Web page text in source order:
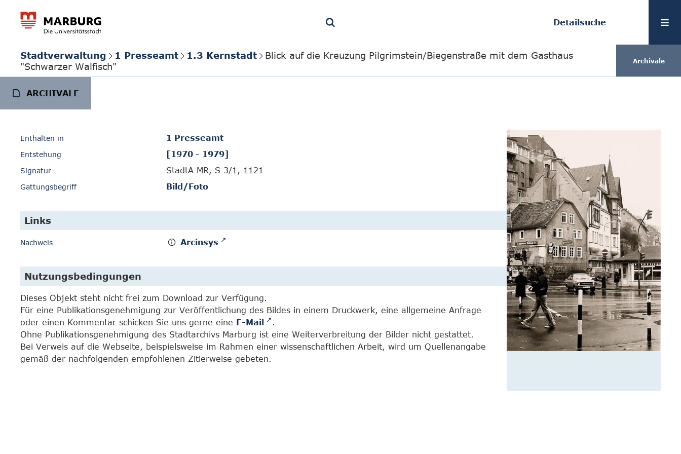
Detailsuche
Stadtverwaltung 1 Presseamt 1.3 Kernstadt
Blick auf die Kreuzung Pilgrimstein/Biegenstraße mit dem Gasthaus
"Schwarzer Walfisch"
Archivale
ARCHIVALE
Enthalten in 1 Presseamt
Entstehung [1970 - 1979]
Signatur StadtA MR, S 3/1, 1121
Gattungsbegriff Bild/Foto
Links
Nachweis Arcinsys
Nutzungsbedingungen
Dieses Objekt steht nicht frei zum Download zur Verfügung.
Für eine Publikationsgenehmigung zur Veröffentlichung des Bildes in einem Druckwerk, eine allgemeine Anfrage
oder einen Kommentar schicken Sie uns gerne eine E-Mail
.
Ohne Publikationsgenehmigung des Stadtarchivs Marburg ist eine Weiterverbreitung der Bilder nicht gestattet.
Bei Verweis auf die Webseite, beispielsweise im Rahmen einer wissenschaftlichen Arbeit, wird um Quellenangabe
gemäß der nachfolgenden empfohlenen Zitierweise gebeten.